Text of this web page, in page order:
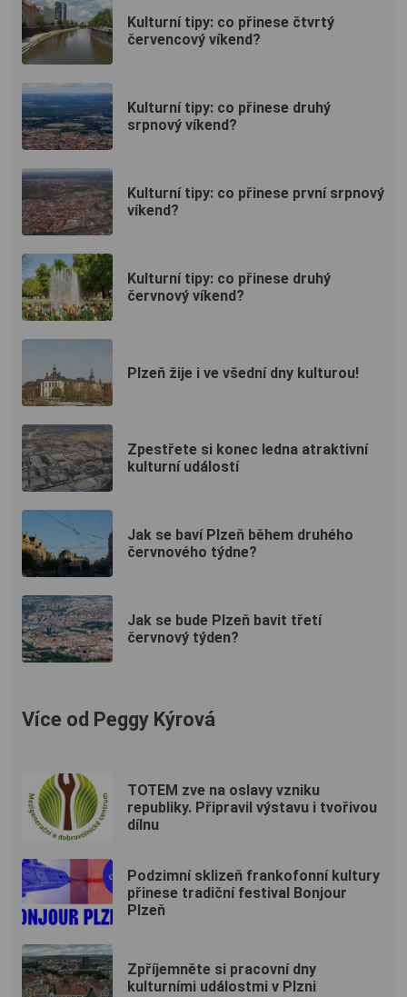
Kulturní tipy: co přinese čtvrtý
červencový víkend?
Kulturní tipy: co přinese druhý
srpnový víkend?
Kulturní tipy: co přinese první srpnový
víkend?
Kulturní tipy: co přinese druhý
červnový víkend?
Plzeň žije i ve všední dny kulturou!
Zpestřete si konec ledna atraktivní
kulturní událostí
Jak se baví Plzeň během druhého
červnového týdne?
Jak se bude Plzeň bavit třetí
červnový týden?
Více od Peggy Kýrová
TOTEM zve na oslavy vzniku
republiky. Připravil výstavu i tvořivou
dílnu
Podzimní sklizeň frankofonní kultury
přinese tradiční festival Bonjour
Plzeň
Zpříjemněte si pracovní dny
kulturními událostmi v Plzni